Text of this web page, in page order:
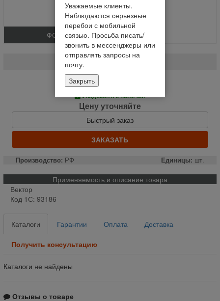
ФОТО
Доска стрясная (грохот) Вектор
101.11.08.010
Нет в наличии
Уведомить о наличии
Цену уточняйте
Быстрый заказ
ЗАКАЗАТЬ
Производство: РФ Единицы: шт.
Применяемость и описание товара
Вектор
Код 1С: 93186
Каталоги Гарантии Оплата Доставка
Получить консультацию
Каталоги не найдены
Отзывы о товаре
Уважаемые клиенты.
Наблюдаются серьезные
перебои с мобильной
связью. Просьба писать/
звонить в мессенджеры или
отправлять запросы на
почту.
Закрыть